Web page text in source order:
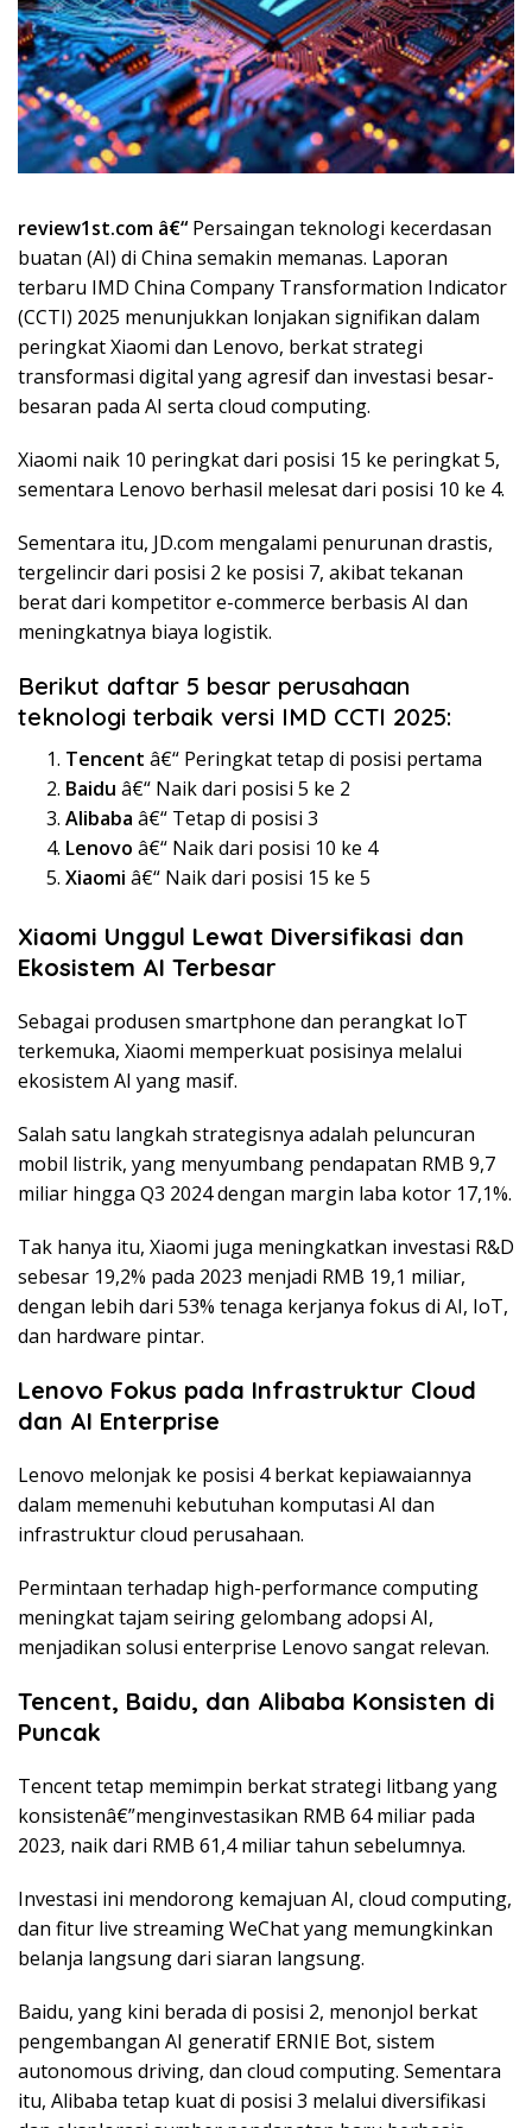
review1st.com â€“ Persaingan teknologi kecerdasan
buatan (AI) di China semakin memanas. Laporan
terbaru IMD China Company Transformation Indicator
(CCTI) 2025 menunjukkan lonjakan signifikan dalam
peringkat Xiaomi dan Lenovo, berkat strategi
transformasi digital yang agresif dan investasi besar-
besaran pada AI serta cloud computing.
Xiaomi naik 10 peringkat dari posisi 15 ke peringkat 5,
sementara Lenovo berhasil melesat dari posisi 10 ke 4.
Sementara itu, JD.com mengalami penurunan drastis,
tergelincir dari posisi 2 ke posisi 7, akibat tekanan
berat dari kompetitor e-commerce berbasis AI dan
meningkatnya biaya logistik.
Berikut daftar 5 besar perusahaan
teknologi terbaik versi IMD CCTI 2025:
Tencent â€“ Peringkat tetap di posisi pertama
Baidu â€“ Naik dari posisi 5 ke 2
Alibaba â€“ Tetap di posisi 3
Lenovo â€“ Naik dari posisi 10 ke 4
Xiaomi â€“ Naik dari posisi 15 ke 5
Xiaomi Unggul Lewat Diversifikasi dan
Ekosistem AI Terbesar
Sebagai produsen smartphone dan perangkat IoT
terkemuka, Xiaomi memperkuat posisinya melalui
ekosistem AI yang masif.
Salah satu langkah strategisnya adalah peluncuran
mobil listrik, yang menyumbang pendapatan RMB 9,7
miliar hingga Q3 2024 dengan margin laba kotor 17,1%.
Tak hanya itu, Xiaomi juga meningkatkan investasi R&D
sebesar 19,2% pada 2023 menjadi RMB 19,1 miliar,
dengan lebih dari 53% tenaga kerjanya fokus di AI, IoT,
dan hardware pintar.
Lenovo Fokus pada Infrastruktur Cloud
dan AI Enterprise
Lenovo melonjak ke posisi 4 berkat kepiawaiannya
dalam memenuhi kebutuhan komputasi AI dan
infrastruktur cloud perusahaan.
Permintaan terhadap high-performance computing
meningkat tajam seiring gelombang adopsi AI,
menjadikan solusi enterprise Lenovo sangat relevan.
Tencent, Baidu, dan Alibaba Konsisten di
Puncak
Tencent tetap memimpin berkat strategi litbang yang
konsistenâ€”menginvestasikan RMB 64 miliar pada
2023, naik dari RMB 61,4 miliar tahun sebelumnya.
Investasi ini mendorong kemajuan AI, cloud computing,
dan fitur live streaming WeChat yang memungkinkan
belanja langsung dari siaran langsung.
Baidu, yang kini berada di posisi 2, menonjol berkat
pengembangan AI generatif ERNIE Bot, sistem
autonomous driving, dan cloud computing. Sementara
itu, Alibaba tetap kuat di posisi 3 melalui diversifikasi